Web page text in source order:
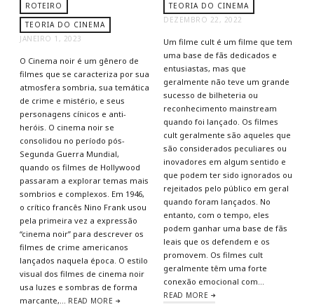
ROTEIRO
TEORIA DO CINEMA
JANEIRO 1, 2023
O Cinema noir é um gênero de
filmes que se caracteriza por sua
atmosfera sombria, sua temática
de crime e mistério, e seus
personagens cínicos e anti-
heróis. O cinema noir se
consolidou no período pós-
Segunda Guerra Mundial,
quando os filmes de Hollywood
passaram a explorar temas mais
sombrios e complexos. Em 1946,
o crítico francês Nino Frank usou
pela primeira vez a expressão
“cinema noir” para descrever os
filmes de crime americanos
lançados naquela época. O estilo
visual dos filmes de cinema noir
usa luzes e sombras de forma
marcante,… READ MORE
TEORIA DO CINEMA
DEZEMBRO 22, 2022
Um filme cult é um filme que tem
uma base de fãs dedicados e
entusiastas, mas que
geralmente não teve um grande
sucesso de bilheteria ou
reconhecimento mainstream
quando foi lançado. Os filmes
cult geralmente são aqueles que
são considerados peculiares ou
inovadores em algum sentido e
que podem ter sido ignorados ou
rejeitados pelo público em geral
quando foram lançados. No
entanto, com o tempo, eles
podem ganhar uma base de fãs
leais que os defendem e os
promovem. Os filmes cult
geralmente têm uma forte
conexão emocional com…
READ MORE